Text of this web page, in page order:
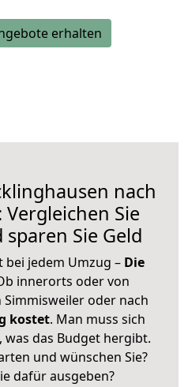
erhalten
nach
Sie
Sie Geld
jedem Umzug – Die
innerorts oder von
Simmisweiler oder nach
kostet. Man muss sich
das Budget hergibt.
und wünschen Sie?
dafür ausgeben?